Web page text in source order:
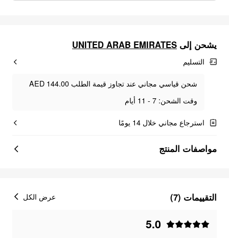
يشحن إلى UNITED ARAB EMIRATES
التسليم
شحن قياسي مجاني عند تجاوز قيمة الطلب AED 144.00
وقت الشحن: 7 - 11 أيام
استرجاع مجاني خلال 14 يومًا
مواصفات المنتج
التقييمات (7)
5.0
عرض الكل